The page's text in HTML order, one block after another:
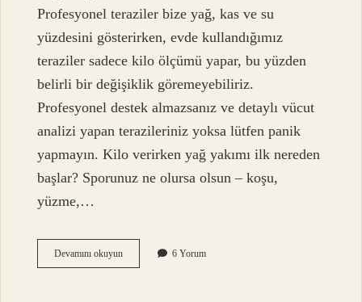
Profesyonel teraziler bize yağ, kas ve su
yüzdesini gösterirken, evde kullandığımız
teraziler sadece kilo ölçümü yapar, bu yüzden
belirli bir değişiklik göremeyebiliriz.
Profesyonel destek almazsanız ve detaylı vücut
analizi yapan terazileriniz yoksa lütfen panik
yapmayın. Kilo verirken yağ yakımı ilk nereden
başlar? Sporunuz ne olursa olsun – koşu,
yüzme,…
Devamını okuyunVerilen
Kilonun
6 Yorum